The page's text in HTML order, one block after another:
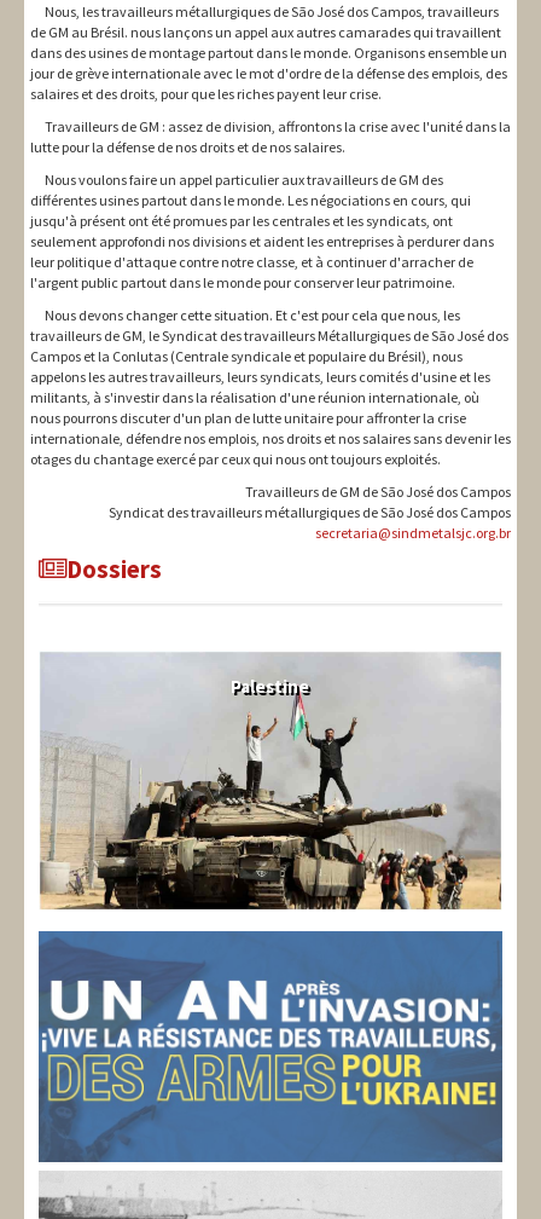
Nous, les travailleurs métallurgiques de São José dos Campos, travailleurs
de GM au Brésil. nous lançons un appel aux autres camarades qui travaillent
dans des usines de montage partout dans le monde. Organisons ensemble un
jour de grève internationale avec le mot d'ordre de la défense des emplois, des
salaires et des droits, pour que les riches payent leur crise.
Travailleurs de GM : assez de division, affrontons la crise avec l'unité dans la
lutte pour la défense de nos droits et de nos salaires.
Nous voulons faire un appel particulier aux travailleurs de GM des
différentes usines partout dans le monde. Les négociations en cours, qui
jusqu'à présent ont été promues par les centrales et les syndicats, ont
seulement approfondi nos divisions et aident les entreprises à perdurer dans
leur politique d'attaque contre notre classe, et à continuer d'arracher de
l'argent public partout dans le monde pour conserver leur patrimoine.
Nous devons changer cette situation. Et c'est pour cela que nous, les
travailleurs de GM, le Syndicat des travailleurs Métallurgiques de São José dos
Campos et la Conlutas (Centrale syndicale et populaire du Brésil), nous
appelons les autres travailleurs, leurs syndicats, leurs comités d'usine et les
militants, à s'investir dans la réalisation d'une réunion internationale, où
nous pourrons discuter d'un plan de lutte unitaire pour affronter la crise
internationale, défendre nos emplois, nos droits et nos salaires sans devenir les
otages du chantage exercé par ceux qui nous ont toujours exploités.
Travailleurs de GM de São José dos Campos
Syndicat des travailleurs métallurgiques de São José dos Campos
secretaria@sindmetalsjc.org.br
Dossiers
Palestine